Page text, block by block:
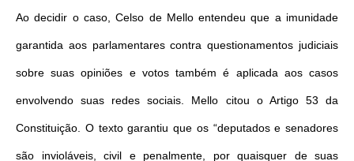
Ao decidir o caso, Celso de Mello entendeu que a imunidade
garantida aos parlamentares contra questionamentos judiciais
sobre suas opiniões e votos também é aplicada aos casos
envolvendo suas redes sociais. Mello citou o Artigo 53 da
Constituição. O texto garantiu que os “deputados e senadores
são invioláveis, civil e penalmente, por quaisquer de suas